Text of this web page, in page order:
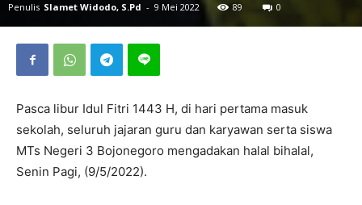
Penulis Slamet Widodo, S.Pd - 9 Mei 2022 89 0
Pasca libur Idul Fitri 1443 H, di hari pertama masuk
sekolah, seluruh jajaran guru dan karyawan serta siswa
MTs Negeri 3 Bojonegoro mengadakan halal bihalal,
Senin Pagi, (9/5/2022).